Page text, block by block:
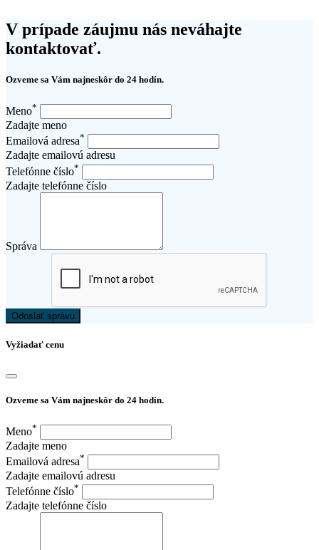
V prípade záujmu nás neváhajte
kontaktovať.
Ozveme sa Vám najneskôr do 24 hodín.
Meno*
Zadajte meno
Emailová adresa*
Zadajte emailovú adresu
Telefónne číslo*
Zadajte telefónne číslo
Správa
Odoslať správu
Vyžiadať cenu
Ozveme sa Vám najneskôr do 24 hodín.
Meno*
Zadajte meno
Emailová adresa*
Zadajte emailovú adresu
Telefónne číslo*
Zadajte telefónne číslo